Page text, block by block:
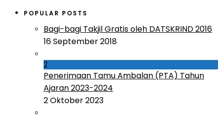
POPULAR POSTS
Bagi-bagi Takjil Gratis oleh DATSKRIND 2016
16 September 2018
2
Penerimaan Tamu Ambalan (PTA) Tahun
Ajaran 2023-2024
2 Oktober 2023